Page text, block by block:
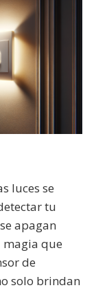
luces se
tu
apagan
magia que
de
solo brindan